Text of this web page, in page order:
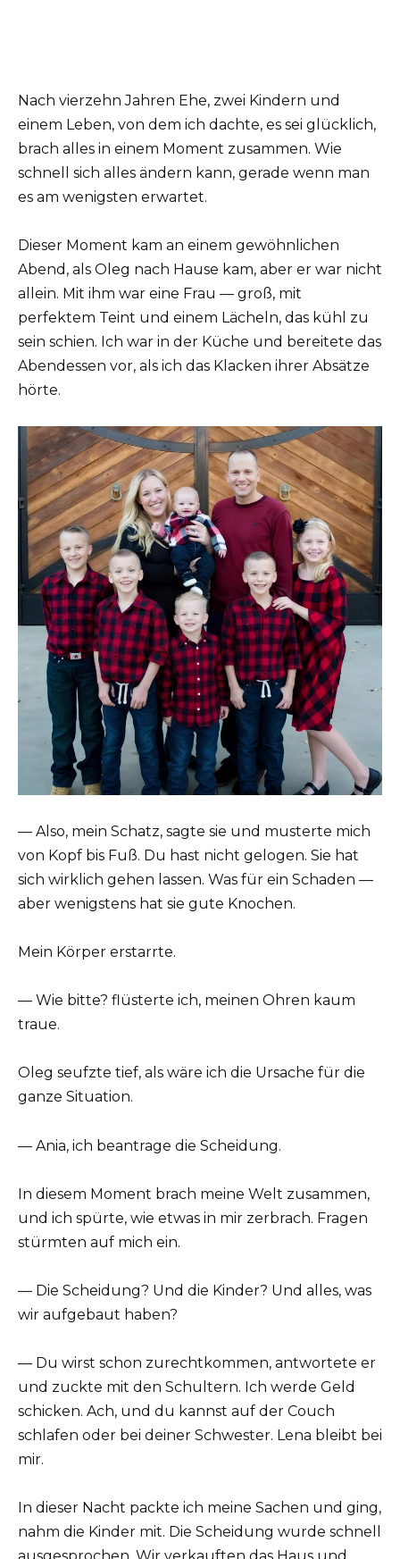
Nach vierzehn Jahren Ehe, zwei Kindern und
einem Leben, von dem ich dachte, es sei glücklich,
brach alles in einem Moment zusammen. Wie
schnell sich alles ändern kann, gerade wenn man
es am wenigsten erwartet.
Dieser Moment kam an einem gewöhnlichen
Abend, als Oleg nach Hause kam, aber er war nicht
allein. Mit ihm war eine Frau — groß, mit
perfektem Teint und einem Lächeln, das kühl zu
sein schien. Ich war in der Küche und bereitete das
Abendessen vor, als ich das Klacken ihrer Absätze
hörte.
— Also, mein Schatz, sagte sie und musterte mich
von Kopf bis Fuß. Du hast nicht gelogen. Sie hat
sich wirklich gehen lassen. Was für ein Schaden —
aber wenigstens hat sie gute Knochen.
Mein Körper erstarrte.
— Wie bitte? flüsterte ich, meinen Ohren kaum
traue.
Oleg seufzte tief, als wäre ich die Ursache für die
ganze Situation.
— Ania, ich beantrage die Scheidung.
In diesem Moment brach meine Welt zusammen,
und ich spürte, wie etwas in mir zerbrach. Fragen
stürmten auf mich ein.
— Die Scheidung? Und die Kinder? Und alles, was
wir aufgebaut haben?
— Du wirst schon zurechtkommen, antwortete er
und zuckte mit den Schultern. Ich werde Geld
schicken. Ach, und du kannst auf der Couch
schlafen oder bei deiner Schwester. Lena bleibt bei
mir.
In dieser Nacht packte ich meine Sachen und ging,
nahm die Kinder mit. Die Scheidung wurde schnell